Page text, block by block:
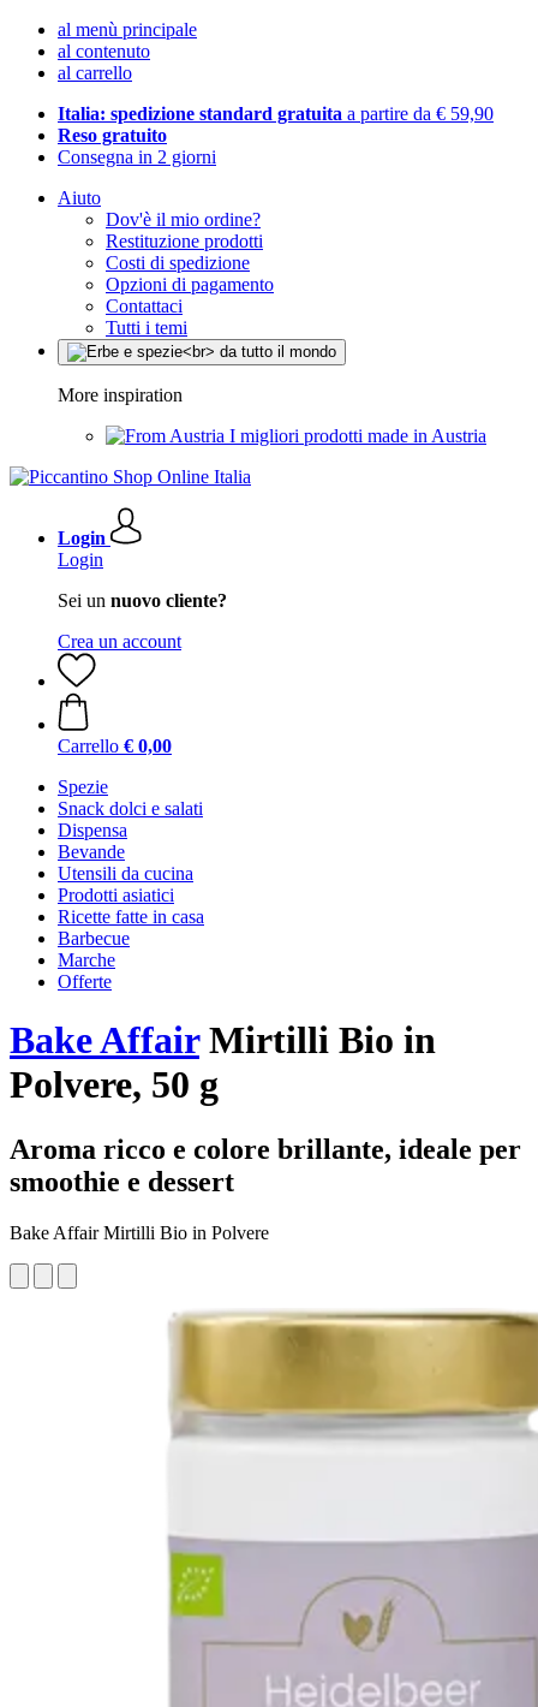
al menù principale
al contenuto
al carrello
Italia: spedizione standard gratuita a partire da € 59,90
Reso gratuito
Consegna in 2 giorni
Aiuto
Dov'è il mio ordine?
Restituzione prodotti
Costi di spedizione
Opzioni di pagamento
Contattaci
Tutti i temi
More inspiration
I migliori prodotti made in Austria
Login
Login
Sei un nuovo cliente?
Crea un account
Carrello € 0,00
Spezie
Snack dolci e salati
Dispensa
Bevande
Utensili da cucina
Prodotti asiatici
Ricette fatte in casa
Barbecue
Marche
Offerte
Bake AffairMirtilli Bio in
Polvere, 50 g
Aroma ricco e colore brillante, ideale per
smoothie e dessert
Bake Affair Mirtilli Bio in Polvere